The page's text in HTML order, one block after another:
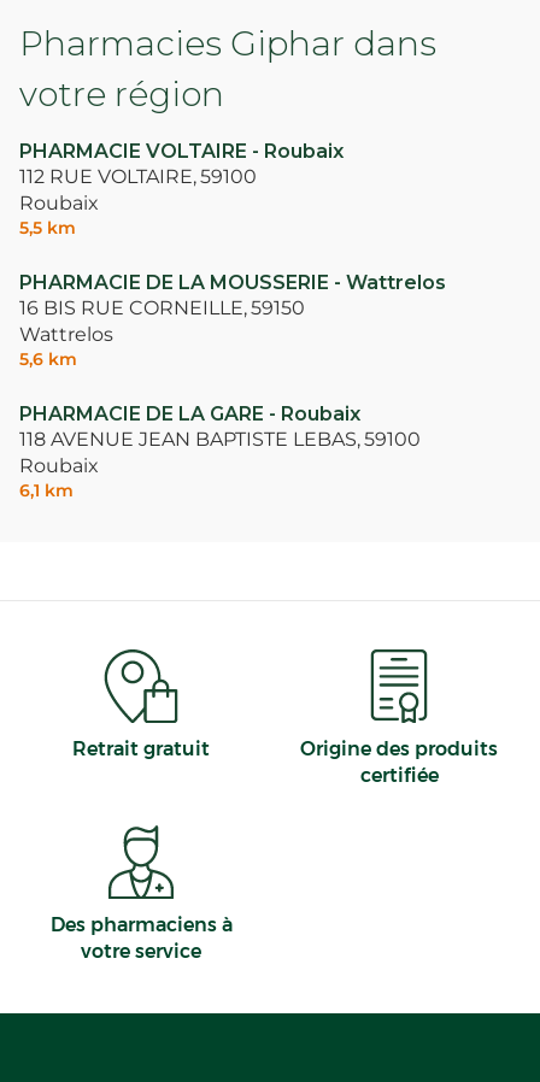
Pharmacies Giphar dans
votre région
PHARMACIE VOLTAIRE - Roubaix
112 RUE VOLTAIRE,59100
Roubaix
5,5 km
PHARMACIE DE LA MOUSSERIE - Wattrelos
16 BIS RUE CORNEILLE,59150
Wattrelos
5,6 km
PHARMACIE DE LA GARE - Roubaix
118 AVENUE JEAN BAPTISTE LEBAS,59100
Roubaix
6,1 km
Retrait gratuit
Origine des produits
certifiée
Des pharmaciens à
votre service